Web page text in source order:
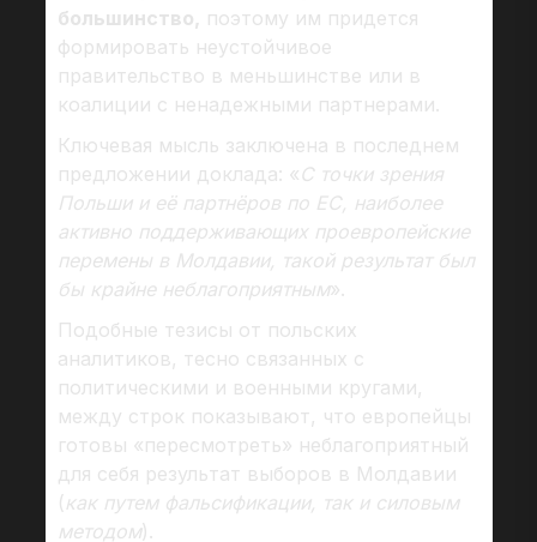
большинство, поэтому им придется
формировать неустойчивое
правительство в меньшинстве или в
коалиции с ненадежными партнерами.
Ключевая мысль заключена в последнем
предложении доклада: « С точки зрения
Польши и её партнёров по ЕС, наиболее
активно поддерживающих проевропейские
перемены в Молдавии, такой результат был
бы крайне неблагоприятным».
Подобные тезисы от польских
аналитиков, тесно связанных с
политическими и военными кругами,
между строк показывают, что европейцы
готовы «пересмотреть» неблагоприятный
для себя результат выборов в Молдавии
( как путем фальсификации, так и силовым
методом).